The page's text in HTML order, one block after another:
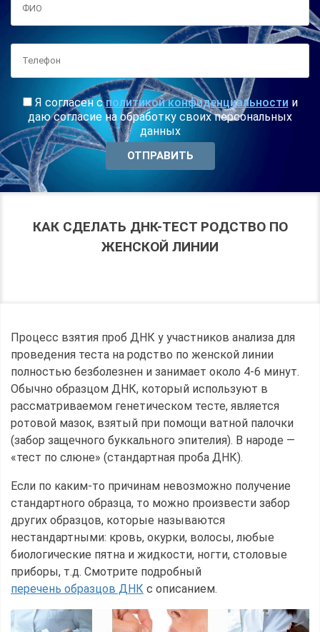
Я согласен сполитикой конфиденциальности и
даю согласие на обработку своих персональных
данных
КАК СДЕЛАТЬ ДНК-ТЕСТ РОДСТВО ПО
ЖЕНСКОЙ ЛИНИИ
Процесс взятия проб ДНК у участников анализа для
проведения теста на родство по женской линии
полностью безболезнен и занимает около 4-6 минут.
Обычно образцом ДНК, который используют в
рассматриваемом генетическом тесте, является
ротовой мазок, взятый при помощи ватной палочки
(забор защечного буккального эпителия). В народе —
«тест по слюне» (стандартная проба ДНК).
Если по каким-то причинам невозможно получение
стандартного образца, то можно произвести забор
других образцов, которые называются
нестандартными: кровь, окурки, волосы, любые
биологические пятна и жидкости, ногти, столовые
приборы, т.д. Смотрите подробный
перечень образцов ДНК с описанием.